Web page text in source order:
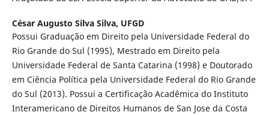
César Augusto Silva Silva, UFGD
Possui Graduação em Direito pela Universidade Federal do
Rio Grande do Sul (1995), Mestrado em Direito pela
Universidade Federal de Santa Catarina (1998) e Doutorado
em Ciência Política pela Universidade Federal do Rio Grande
do Sul (2013). Possui a Certificação Acadêmica do Instituto
Interamericano de Direitos Humanos de San Jose da Costa